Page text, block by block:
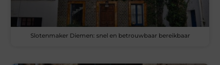
Slotenmaker Diemen: snel en betrouwbaar bereikbaar